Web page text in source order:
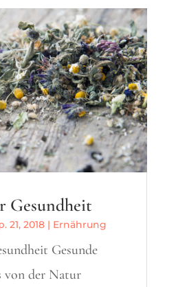
Gesundheit
21, 2018| Ernährung
Gesunde
von der Natur